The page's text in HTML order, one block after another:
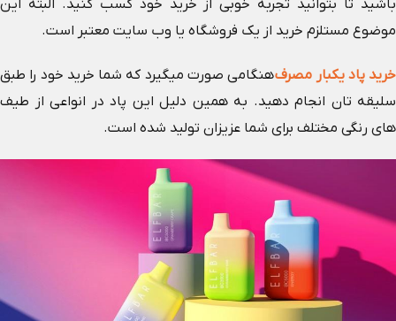
باشید تا بتوانید تجربه خوبی از خرید خود کسب کنید. البته این
موضوع مستلزم خرید از یک فروشگاه یا وب سایت معتبر است.
خرید پاد یکبار مصرفهنگامی صورت میگیرد که شما خرید خود را طبق
سلیقه تان انجام دهید. به همین دلیل این پاد در انواعی از طیف
های رنگی مختلف برای شما عزیزان تولید شده است.